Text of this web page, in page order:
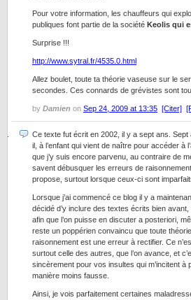
Pour votre information, les chauffeurs qui
publiques font partie de la société Keolis qui
Surprise !!!
http://www.sytral.fr/4535.0.html
Allez boulet, toute ta théorie vaseuse sur le
secondes. Ces connards de grévistes sont
by Damien on Sep 24, 2009 at 13:35 [Citer]
Ce texte fut écrit en 2002, il y a sept ans. Sept
il, à l’enfant qui vient de naître pour accéder à
que j’y suis encore parvenu, au contraire de
savent débusquer les erreurs de
propose, surtout lorsque ceux-ci sont
Lorsque j’ai commencé ce blog il y a
décidé d’y inclure des textes écrits bien
afin que l’on puisse en discuter a posteriori,
reste un poppérien convaincu que toute
raisonnement est une erreur à rectifier. Ce
surtout celle des autres, que l’on avance, et
sincèrement pour vos insultes qui m’incitent à
manière moins fausse.
Ainsi, je vois parfaitement certaines